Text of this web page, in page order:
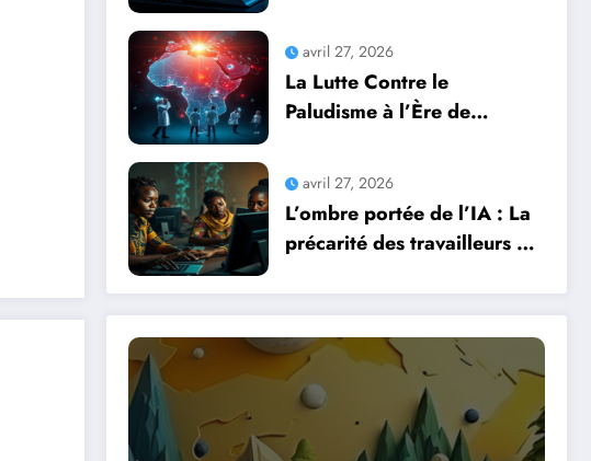
professionnels avec
l’intelligence artificielle
avril 27, 2026
La Lutte Contre le
Paludisme à l’Ère de
Une Course Contre la
Montre Africaine
avril 27, 2026
L’ombre portée de l’IA : La
précarité des travailleurs du
révolution numérique